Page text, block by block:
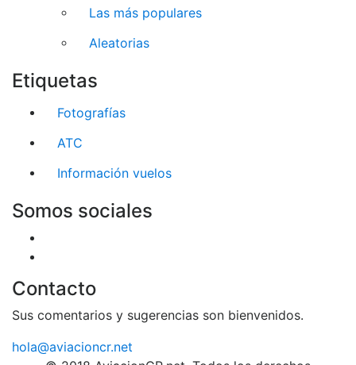
Las más populares
Aleatorias
Etiquetas
Fotografías
ATC
Información vuelos
Somos sociales
Contacto
Sus comentarios y sugerencias son bienvenidos.
hola@aviacioncr.net